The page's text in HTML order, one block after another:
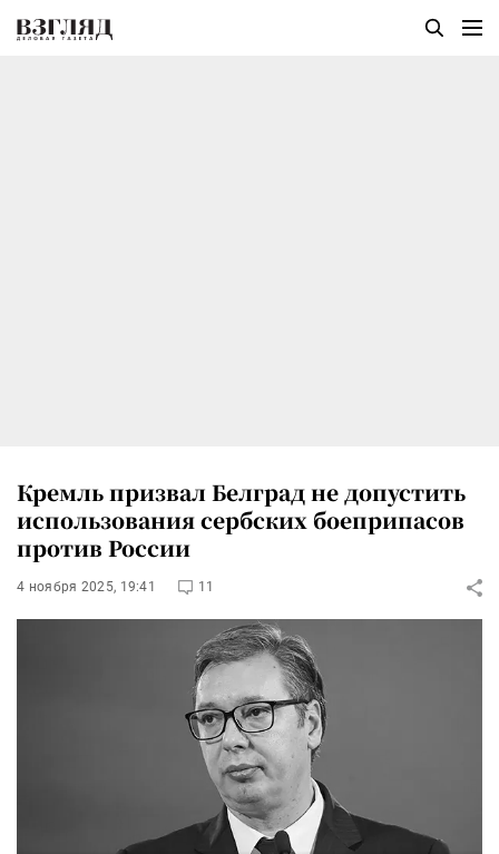
Кремль призвал Белград не допустить
использования сербских боеприпасов
против России
4 ноября 2025, 19:41 11